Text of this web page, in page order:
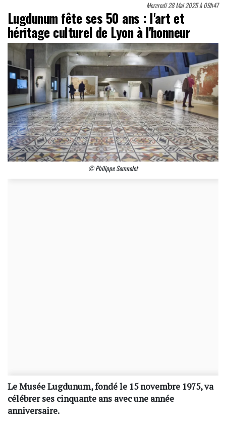
Mercredi 28 Mai 2025 à 09h47
Lugdunum fête ses 50 ans : l'art et
héritage culturel de Lyon à l'honneur
© Philippe Somnolet
Le Musée Lugdunum, fondé le 15 novembre 1975, va
célébrer ses cinquante ans avec une année
anniversaire.